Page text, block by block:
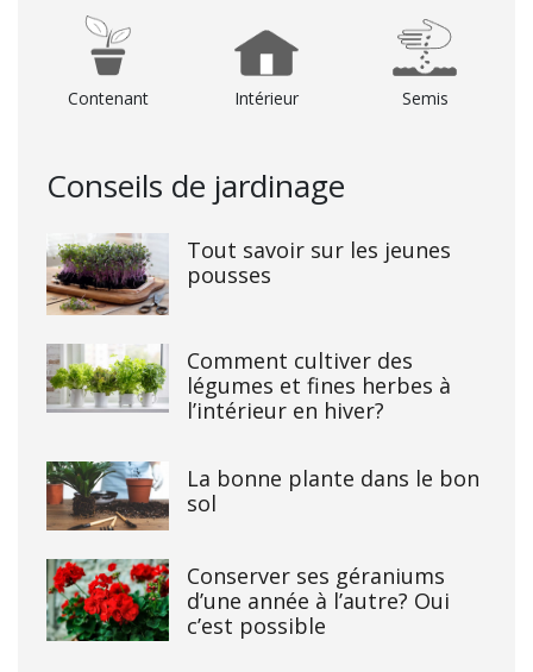
Contenant Intérieur Semis
Conseils de jardinage
Tout savoir sur les jeunes
pousses
Comment cultiver des
légumes et fines herbes à
l’intérieur en hiver?
La bonne plante dans le bon
sol
Conserver ses géraniums
d’une année à l’autre? Oui
c’est possible